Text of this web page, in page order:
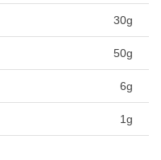
30g
50g
6g
1g